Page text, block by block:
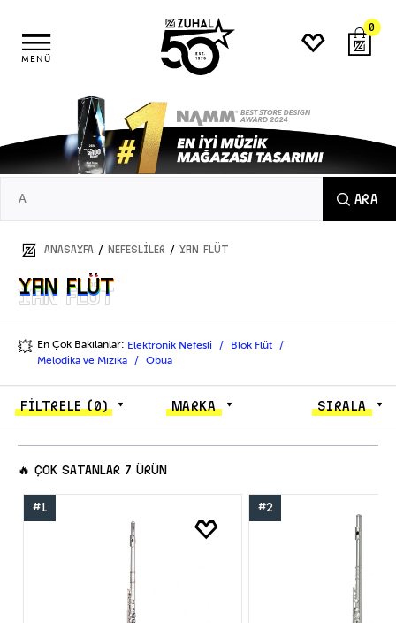
MENÜ
0
ARA
ANASAYFA / NEFESLİLER / Yan Flüt
Yan Flüt
Yan Flüt
💥 En Çok Bakılanlar: Elektronik Nefesli
Blok Flüt
Melodika ve Mızıka
Obua
FİLTRELE(0) MARKA SIRALA
🔥 ÇOK SATANLAR 7 ÜRÜN
#1 #2